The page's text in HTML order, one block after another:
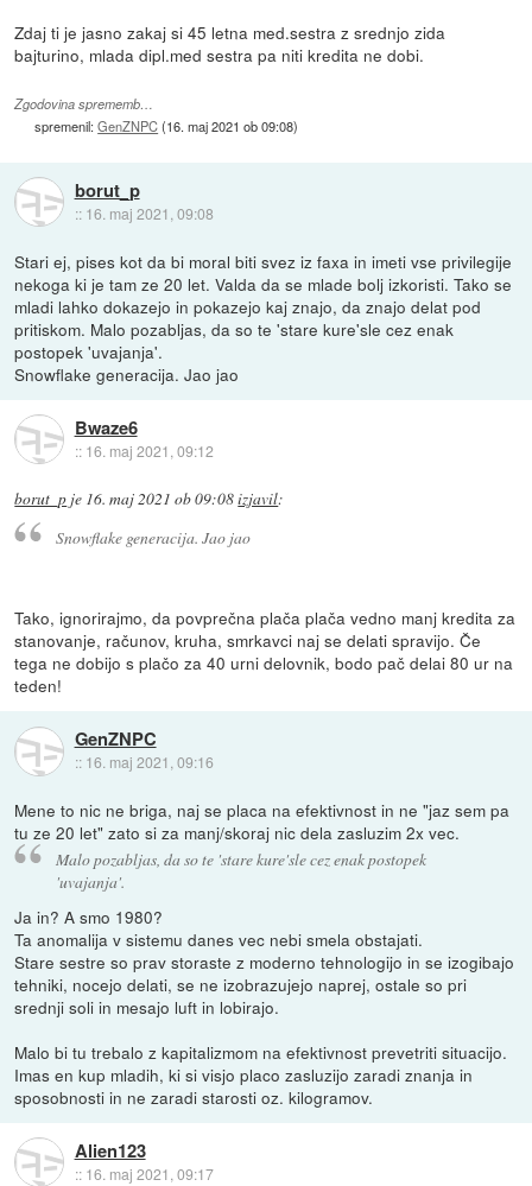
Zdaj ti je jasno zakaj si 45 letna med.sestra z srednjo zida
bajturino, mlada dipl.med sestra pa niti kredita ne dobi.
Zgodovina sprememb…
spremenil:GenZNPC(16. maj 2021 ob 09:08)
borut_p
:: 16. maj 2021, 09:08
Stari ej, pises kot da bi moral biti svez iz faxa in imeti vse privilegije
nekoga ki je tam ze 20 let. Valda da se mlade bolj izkoristi. Tako se
mladi lahko dokazejo in pokazejo kaj znajo, da znajo delat pod
pritiskom. Malo pozabljas, da so te 'stare kure'sle cez enak
postopek 'uvajanja'.
Snowflake generacija. Jao jao
Bwaze6
:: 16. maj 2021, 09:12
borut_p je 16. maj 2021 ob 09:08izjavil:
Snowflake generacija. Jao jao
Tako, ignorirajmo, da povprečna plača plača vedno manj kredita za
stanovanje, računov, kruha, smrkavci naj se delati spravijo. Če
tega ne dobijo s plačo za 40 urni delovnik, bodo pač delai 80 ur na
teden!
GenZNPC
:: 16. maj 2021, 09:16
Mene to nic ne briga, naj se placa na efektivnost in ne "jaz sem pa
tu ze 20 let" zato si za manj/skoraj nic dela zasluzim 2x vec.
Malo pozabljas, da so te 'stare kure'sle cez enak postopek
'uvajanja'.
Ja in? A smo 1980?
Ta anomalija v sistemu danes vec nebi smela obstajati.
Stare sestre so prav storaste z moderno tehnologijo in se izogibajo
tehniki, nocejo delati, se ne izobrazujejo naprej, ostale so pri
srednji soli in mesajo luft in lobirajo.
Malo bi tu trebalo z kapitalizmom na efektivnost prevetriti situacijo.
Imas en kup mladih, ki si visjo placo zasluzijo zaradi znanja in
sposobnosti in ne zaradi starosti oz. kilogramov.
Alien123
:: 16. maj 2021, 09:17